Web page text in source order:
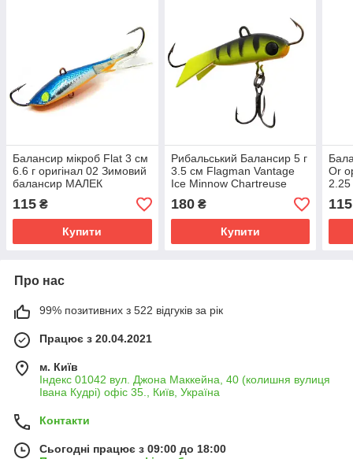
Балансир мікроб Flat 3 см
6.6 г оригінал 02 Зимовий
балансир МАЛЕК
115 ₴
Купити
Рибальський Балансир 5 г
3.5 см Flagman Vantage
Ice Minnow Chartreuse
Perch Балансир на окуня
взимку
180₴
Купити
Or
2.25
на
115
Про нас
99% позитивних з 522 відгуків за рік
Працює з 20.04.2021
м. Київ
Індекс 01042 вул. Джона Маккейна, 40 (колишня вулиця
Івана Кудрі) офіс 35., Київ, Україна
Контакти
Сьогодні працює з 09:00 до 18:00